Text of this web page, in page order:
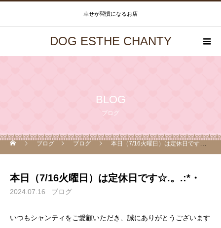
幸せが習慣になるお店
DOG ESTHE CHANTY
BLOG
ブログ
ブログ ブログ 本日（7/16火曜日）は定休日です☆.。.:*・
本日（7/16火曜日）は定休日です☆.。.:*・
2024.07.16 ブログ
いつもシャンティをご愛顧いただき、誠にありがとうございます